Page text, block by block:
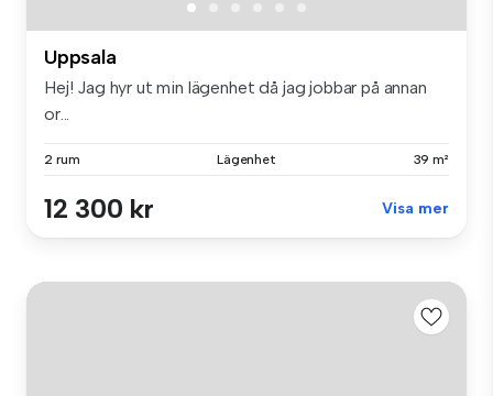
Uppsala
Hej! Jag hyr ut min lägenhet då jag jobbar på annan
or...
2 rum Lägenhet 39 m²
12 300 kr Visa mer